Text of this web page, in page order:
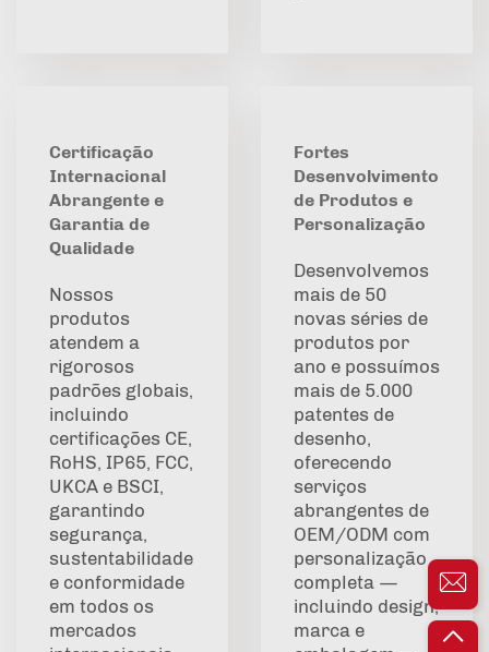
Certificação
Internacional
Abrangente e
Garantia de
Qualidade
Nossos
produtos
atendem a
rigorosos
padrões globais,
incluindo
certificações CE,
RoHS, IP65, FCC,
UKCA e BSCI,
garantindo
segurança,
sustentabilidade
e conformidade
em todos os
mercados
Fortes
Desenvolvimento
de Produtos e
Personalização
Desenvolvemos
mais de 50
novas séries de
produtos por
ano e possuímos
mais de 5.000
patentes de
desenho,
oferecendo
serviços
abrangentes de
OEM/ODM com
personalização
completa —
incluindo design,
marca e